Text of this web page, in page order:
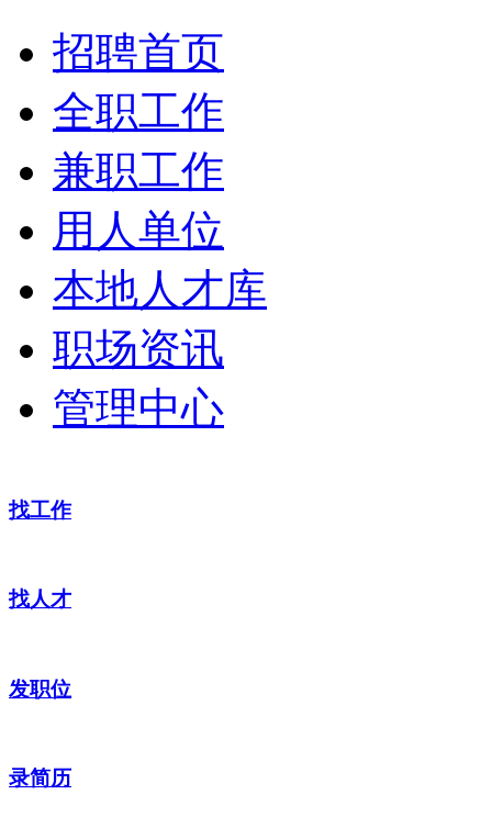
招聘首页
全职工作
兼职工作
用人单位
本地人才库
职场资讯
管理中心
找工作
找人才
发职位
录简历